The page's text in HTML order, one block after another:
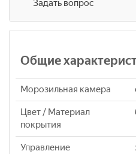
Задать вопрос
Общие
Морозильная камера
Цвет / Материал
покрытия
Управление